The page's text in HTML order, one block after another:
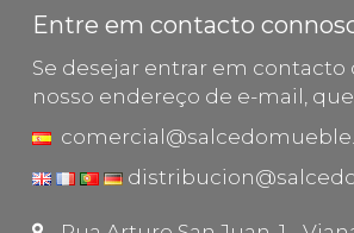
Entre em contacto
Se desejar entrar em contacto
nosso endereço de e-mail,